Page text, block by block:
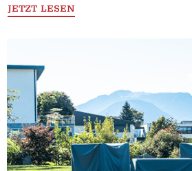
JETZT LESEN